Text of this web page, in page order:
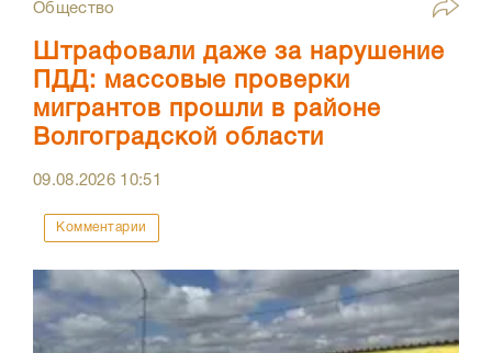
Общество
Штрафовали даже за нарушение
ПДД: массовые проверки
мигрантов прошли в районе
Волгоградской области
09.08.2026 10:51
Комментарии